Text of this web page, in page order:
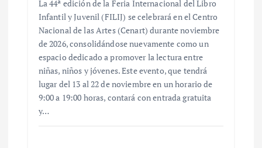
La 44ª edición de la Feria Internacional del Libro
Infantil y Juvenil (FILIJ) se celebrará en el Centro
Nacional de las Artes (Cenart) durante noviembre
de 2026, consolidándose nuevamente como un
espacio dedicado a promover la lectura entre
niñas, niños y jóvenes. Este evento, que tendrá
lugar del 13 al 22 de noviembre en un horario de
9:00 a 19:00 horas, contará con entrada gratuita
y…